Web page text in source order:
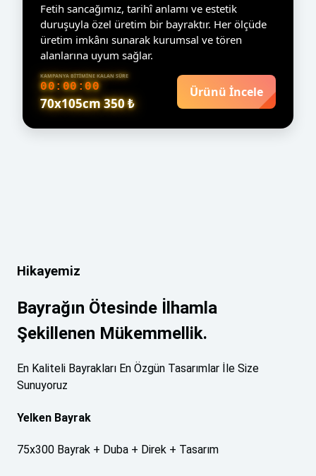
Fetih sancağımız, tarihî anlamı ve estetik
duruşuyla özel üretim bir bayraktır. Her ölçüde
üretim imkânı sunarak kurumsal ve tören
alanlarına uyum sağlar.
KAMPANYA BITIMINE KALAN SÜRE
00:00:00
70x105cm 350 ₺
Ürünü İncele
Hikayemiz
Bayrağın Ötesinde İlhamla
Şekillenen Mükemmellik.
En Kaliteli Bayrakları En Özgün Tasarımlar İle Size
Sunuyoruz
Yelken Bayrak
75x300 Bayrak + Duba + Direk + Tasarım